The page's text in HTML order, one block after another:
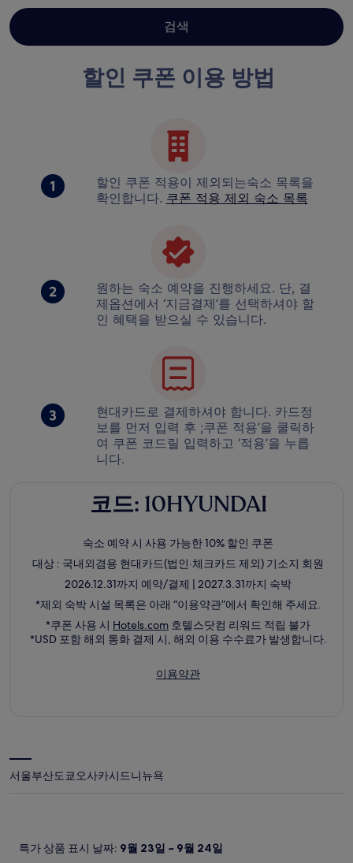
검색
할인 쿠폰 이용 방법
할인 쿠폰 적용이 제외되는숙소 목록을
확인합니다. 쿠폰 적용 제외 숙소 목록
원하는 숙소 예약을 진행하세요. 단, 결
제옵션에서 ‘지금결제’를 선택하셔야 할
인 혜택을 받으실 수 있습니다.
현대카드로 결제하셔야 합니다. 카드정
보를 먼저 입력 후 ;쿠폰 적용’을 쿨릭하
여 쿠폰 코드릴 입력하고 ‘적용’을 누릅
니다.
코드: 10HYUNDAI
숙소 예약 시 사용 가능한 10% 할인 쿠폰
대상 : 국내외겸용 현대카드(법인·체크카드 제외) 기소지 회원
2026.12.31까지 예약/결제 | 2027.3.31까지 숙박
*제외 숙박 시설 목록은 아래 “이용약관”에서 확인해 주세요.
*쿠폰 사용 시 Hotels.com새
창
서
열
호텔스닷컴 리워드 적립 불가
*USD 포함 해외 통화 결제 시, 해외 이용 수수료가 발생합니다.
이용약관새
서울부산도쿄 오사카시드니뉴욕
특가 상품 표시 날짜: 9월 23일 ~ 9월 24일